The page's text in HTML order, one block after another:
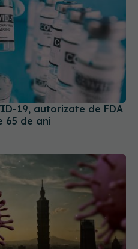
19, autorizate de FDA
65 de ani